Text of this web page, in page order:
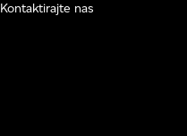
Kontaktirajte nas